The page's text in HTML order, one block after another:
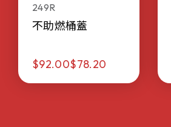
249R
不助燃桶蓋
$92.00$78.20